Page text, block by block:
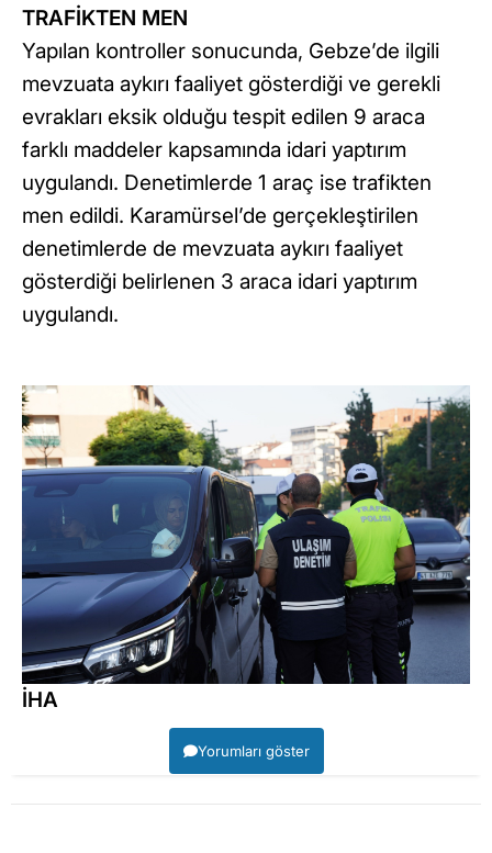
TRAFİKTEN MEN
Yapılan kontroller sonucunda, Gebze’de ilgili
mevzuata aykırı faaliyet gösterdiği ve gerekli
evrakları eksik olduğu tespit edilen 9 araca
farklı maddeler kapsamında idari yaptırım
uygulandı. Denetimlerde 1 araç ise trafikten
men edildi. Karamürsel’de gerçekleştirilen
denetimlerde de mevzuata aykırı faaliyet
gösterdiği belirlenen 3 araca idari yaptırım
uygulandı.
İHA
Yorumları göster